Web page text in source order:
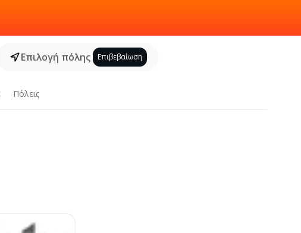
Επιλογή πόλης Επιβεβαίωση
Πόλεις